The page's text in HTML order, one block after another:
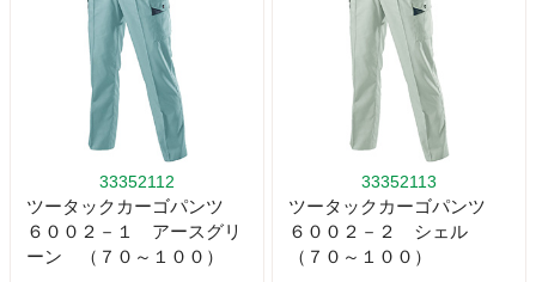
33352112
ツータックカーゴパンツ
６００２－１ アースグリ
ーン （７０～１００）
33352113
ツータックカーゴパンツ
６００２－２ シェル
（７０～１００）